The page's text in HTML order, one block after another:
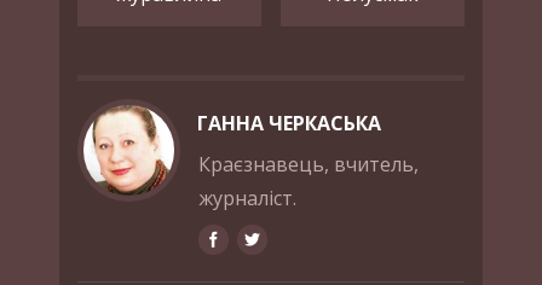
ГАННА ЧЕРКАСЬКА
Краєзнавець, вчитель,
журналіст.